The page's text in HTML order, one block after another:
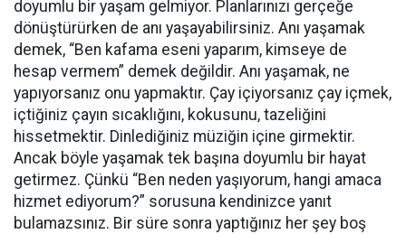
doyumlu bir yaşam gelmiyor. Planlarınızı gerçeğe
dönüştürürken de anı yaşayabilirsiniz. Anı yaşamak
demek, “Ben kafama eseni yaparım, kimseye de
hesap vermem” demek değildir. Anı yaşamak, ne
yapıyorsanız onu yapmaktır. Çay içiyorsanız çay içmek,
içtiğiniz çayın sıcaklığını, kokusunu, tazeliğini
hissetmektir. Dinlediğiniz müziğin içine girmektir.
Ancak böyle yaşamak tek başına doyumlu bir hayat
getirmez. Çünkü “Ben neden yaşıyorum, hangi amaca
hizmet ediyorum?” sorusuna kendinizce yanıt
bulamazsınız. Bir süre sonra yaptığınız her şey boş